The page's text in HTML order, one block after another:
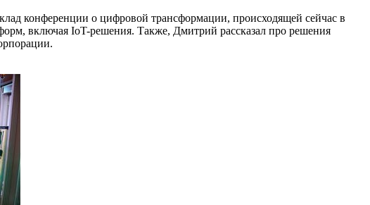
конференции о цифровой трансформации, происходящей сейчас в
включая IoT-решения. Также, Дмитрий рассказал про решения